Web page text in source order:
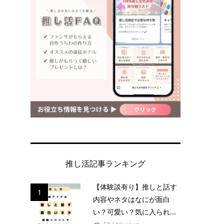
推し活記事ランキング
1
【体験談有り】推しと話す
内容やネタはなにが面白
い？可愛い？気に入られ...